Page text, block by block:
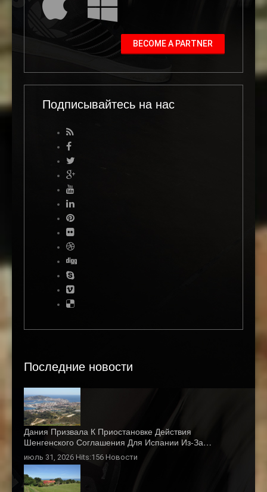
BECOME A PARTNER
Подписывайтесь на нас
Последние новости
Дания Призвала К Приостановке Действия
Шенгенского Соглашения Для Испании Из-За…
июль 31, 2026 Hits:156 Новости